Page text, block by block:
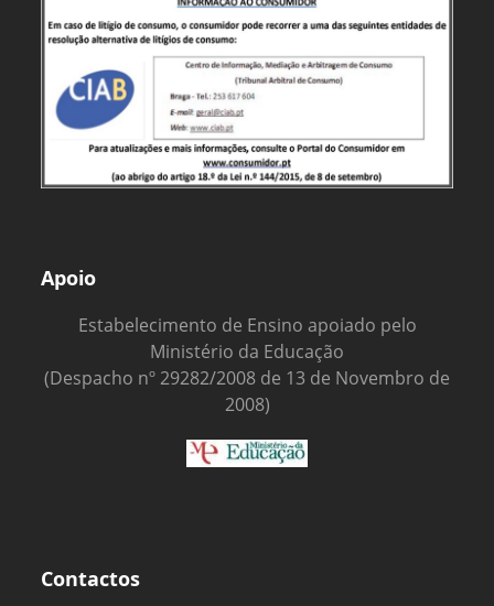
Apoio
Estabelecimento de Ensino apoiado pelo
Ministério da Educação
(Despacho nº 29282/2008 de 13 de Novembro de
2008)
Contactos